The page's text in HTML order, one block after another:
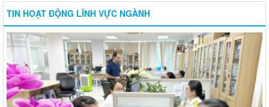
TIN HOẠT ĐỘNG LĨNH VỰC NGÀNH